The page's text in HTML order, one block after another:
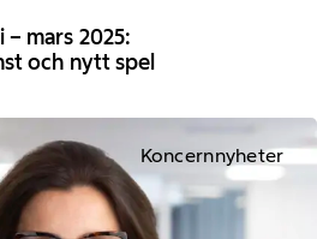
mars 2025:
och nytt spel
Koncernnyheter